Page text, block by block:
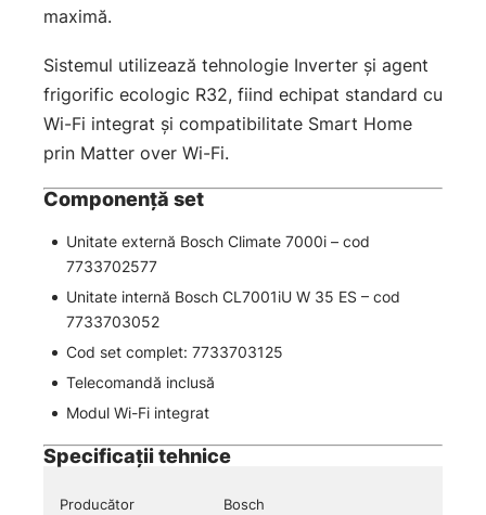
maximă.
Sistemul utilizează tehnologie Inverter și agent
frigorific ecologic R32, fiind echipat standard cu
Wi-Fi integrat și compatibilitate Smart Home
prin Matter over Wi-Fi.
Componență set
Unitate externă Bosch Climate 7000i – cod
7733702577
Unitate internă Bosch CL7001iU W 35 ES – cod
7733703052
Cod set complet: 7733703125
Telecomandă inclusă
Modul Wi-Fi integrat
Specificații tehnice
Producător
Bosch